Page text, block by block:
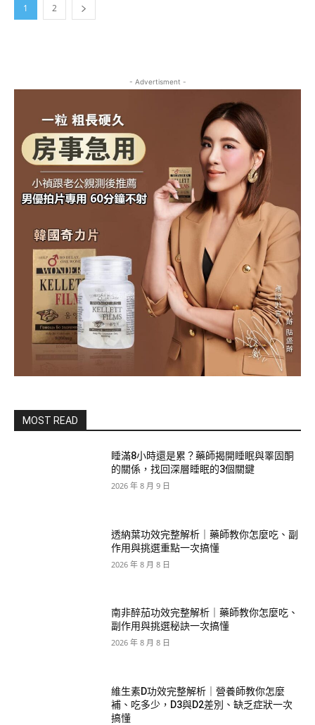
1 2
- Advertisment -
MOST READ
睡滿8小時還是累？藥師揭開睡眠與睪固酮
的關係，找回深層睡眠的3個關鍵
2026 年 8 月 9 日
透納葉功效完整解析｜藥師教你怎麼吃、副
作用與挑選重點一次搞懂
2026 年 8 月 8 日
南非醉茄功效完整解析｜藥師教你怎麼吃、
副作用與挑選秘訣一次搞懂
2026 年 8 月 8 日
維生素D功效完整解析｜營養師教你怎麼
補、吃多少，D3與D2差別、缺乏症狀一次
搞懂